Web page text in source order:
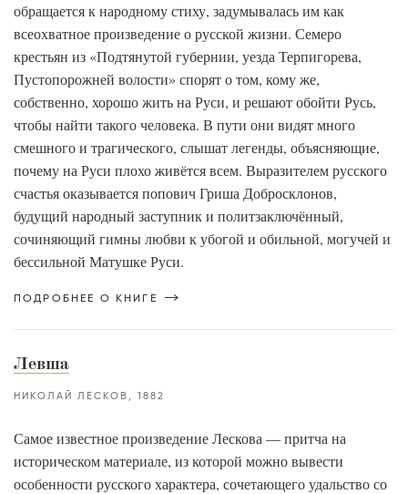
обращается к народному стиху, задумывалась им как
всеохватное произведение о русской жизни. Семеро
крестьян из «Подтянутой губернии, уезда Терпигорева,
Пустопорожней волости» спорят о том, кому же,
собственно, хорошо жить на Руси, и решают обойти Русь,
чтобы найти такого человека. В пути они видят много
смешного и трагического, слышат легенды, объясняющие,
почему на Руси плохо живётся всем. Выразителем русского
счастья оказывается попович Гриша Добросклонов,
будущий народный заступник и политзаключённый,
сочиняющий гимны любви к убогой и обильной, могучей и
бессильной Матушке Руси.
ПОДРОБНЕЕ О КНИГЕ
Левша
НИКОЛАЙ ЛЕСКОВ 1882
Самое известное произведение Лескова — притча на
историческом материале, из которой можно вывести
особенности русского характера, сочетающего удальство со